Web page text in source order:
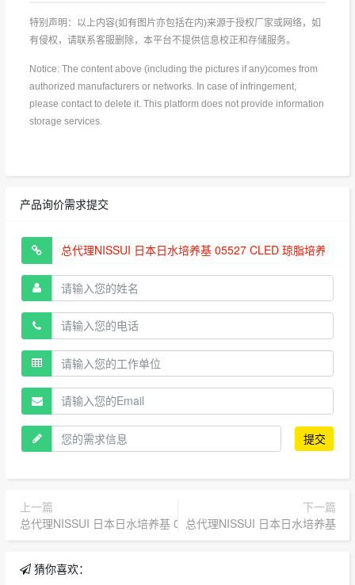
特别声明：以上内容(如有图片亦包括在内)来源于授权厂家或网络，如
有侵权，请联系客服删除，本平台不提供信息校正和存储服务。
Notice: The content above (including the pictures if any)comes from
authorized manufacturers or networks. In case of infringement,
please contact to delete it. This platform does not provide information
storage services.
产品询价需求提交
提交
上一篇
总代理NISSUI 日本日水培养基 05520 改良TGC 培养基 TGC
下一篇
总代理NISSUI 日本日水培养基
猜你喜欢：